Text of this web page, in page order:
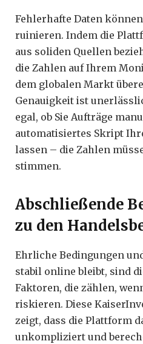
Fehlerhafte Daten
ruinieren. Indem die
aus soliden Quellen
die Zahlen auf Ihrem
dem globalen Markt
Genauigkeit ist
egal, ob Sie Aufträge
automatisiertes Skript
lassen – die Zahlen
stimmen.
Abschließende
zu den
Ehrliche Bedingungen
stabil online bleibt, sind
Faktoren, die zählen,
riskieren. Diese
zeigt, dass die Plattform
unkompliziert und